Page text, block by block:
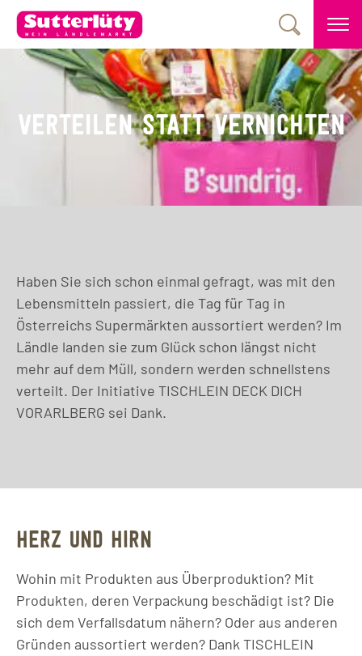
VERTEILEN STATT VERNICHTEN
Haben Sie sich schon einmal gefragt, was mit den
Lebensmitteln passiert, die Tag für Tag in
Österreichs Supermärkten aussortiert werden? Im
Ländle landen sie zum Glück schon längst nicht
mehr auf dem Müll, sondern werden schnellstens
verteilt. Der Initiative TISCHLEIN DECK DICH
VORARLBERG sei Dank.
HERZ UND HIRN
Wohin mit Produkten aus Überproduktion? Mit
Produkten, deren Verpackung beschädigt ist? Die
sich dem Verfallsdatum nähern? Oder aus anderen
Gründen aussortiert werden? Dank TISCHLEIN